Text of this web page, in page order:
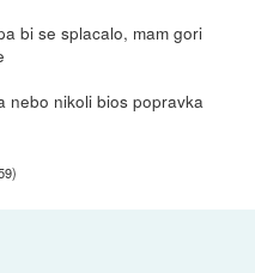
bi se splacalo, mam gori
nebo nikoli bios popravka
)